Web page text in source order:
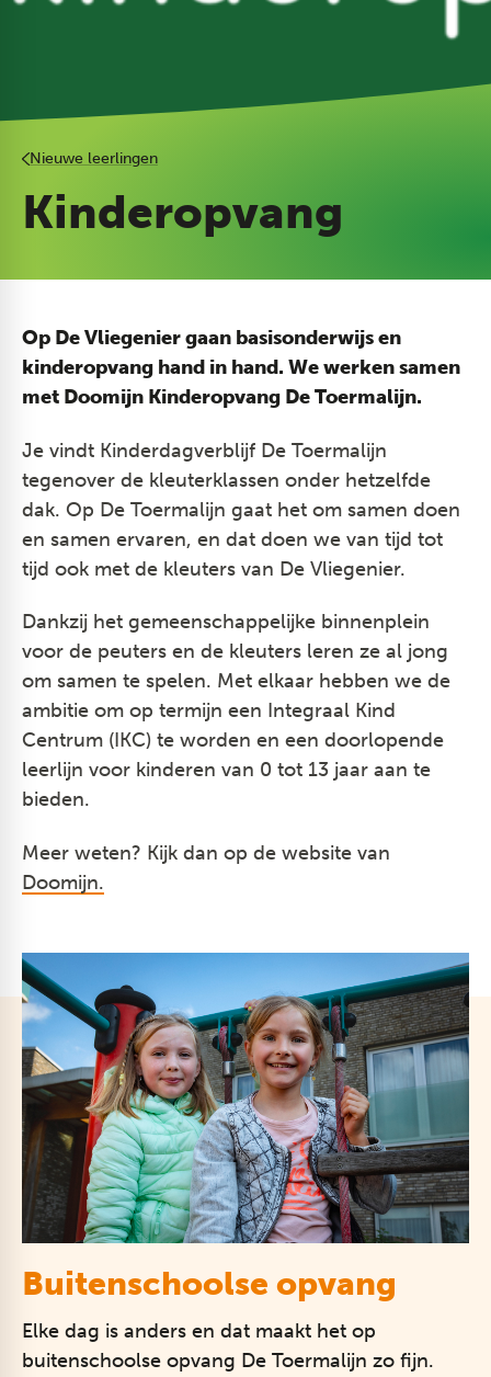
Nieuwe leerlingen
Kinderopvang
Op De Vliegenier gaan basisonderwijs en
kinderopvang hand in hand. We werken samen
met Doomijn Kinderopvang De Toermalijn.
Je vindt Kinderdagverblijf De Toermalijn
tegenover de kleuterklassen onder hetzelfde
dak. Op De Toermalijn gaat het om samen doen
en samen ervaren, en dat doen we van tijd tot
tijd ook met de kleuters van De Vliegenier.
Dankzij het gemeenschappelijke binnenplein
voor de peuters en de kleuters leren ze al jong
om samen te spelen. Met elkaar hebben we de
ambitie om op termijn een Integraal Kind
Centrum (IKC) te worden en een doorlopende
leerlijn voor kinderen van 0 tot 13 jaar aan te
bieden.
Meer weten? Kijk dan op de website van
Doomijn.
Buitenschoolse opvang
Elke dag is anders en dat maakt het op
buitenschoolse opvang De Toermalijn zo fijn.